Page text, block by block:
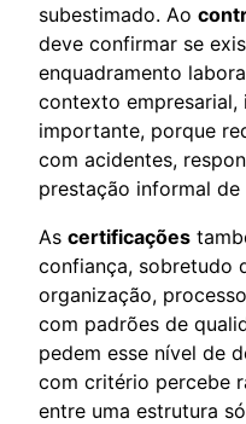
subestimado. Ao
deve confirmar se
enquadramento
contexto empresarial,
importante, porque
com acidentes,
prestação informal de
As certificações
confiança, sobretudo
organização,
com padrões de
pedem esse nível de
com critério percebe
entre uma estrutura